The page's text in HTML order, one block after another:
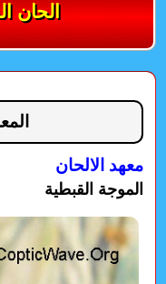
الحان
معهد الالحان
الموجة القبطية